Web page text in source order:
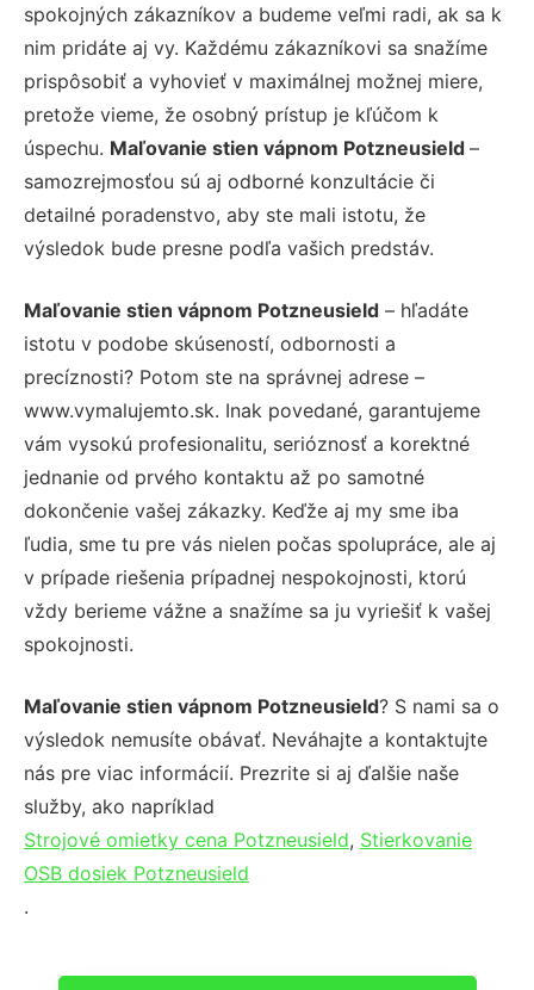
spokojných zákazníkov a budeme veľmi radi, ak sa k
nim pridáte aj vy. Každému zákazníkovi sa snažíme
prispôsobiť a vyhovieť v maximálnej možnej miere,
pretože vieme, že osobný prístup je kľúčom k
úspechu. Maľovanie stien vápnom Potzneusield –
samozrejmosťou sú aj odborné konzultácie či
detailné poradenstvo, aby ste mali istotu, že
výsledok bude presne podľa vašich predstáv.
Maľovanie stien vápnom Potzneusield – hľadáte
istotu v podobe skúseností, odbornosti a
precíznosti? Potom ste na správnej adrese –
www.vymalujemto.sk. Inak povedané, garantujeme
vám vysokú profesionalitu, serióznosť a korektné
jednanie od prvého kontaktu až po samotné
dokončenie vašej zákazky. Keďže aj my sme iba
ľudia, sme tu pre vás nielen počas spolupráce, ale aj
v prípade riešenia prípadnej nespokojnosti, ktorú
vždy berieme vážne a snažíme sa ju vyriešiť k vašej
spokojnosti.
Maľovanie stien vápnom Potzneusield? S nami sa o
výsledok nemusíte obávať. Neváhajte a kontaktujte
nás pre viac informácií. Prezrite si aj ďalšie naše
služby, ako napríklad
Strojové omietky cena Potzneusield, Stierkovanie
OSB dosiek Potzneusield
.